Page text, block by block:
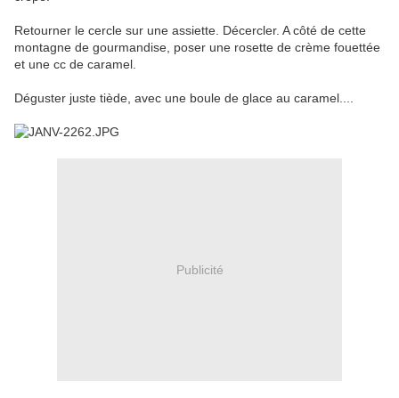
Retourner le cercle sur une assiette. Décercler. A côté de cette
montagne de gourmandise, poser une rosette de crème fouettée
et une cc de caramel.
Déguster juste tiède, avec une boule de glace au caramel....
Publicité